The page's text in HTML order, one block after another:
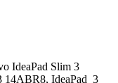
IdeaPad Slim 3
14ABR8, IdeaPad 3